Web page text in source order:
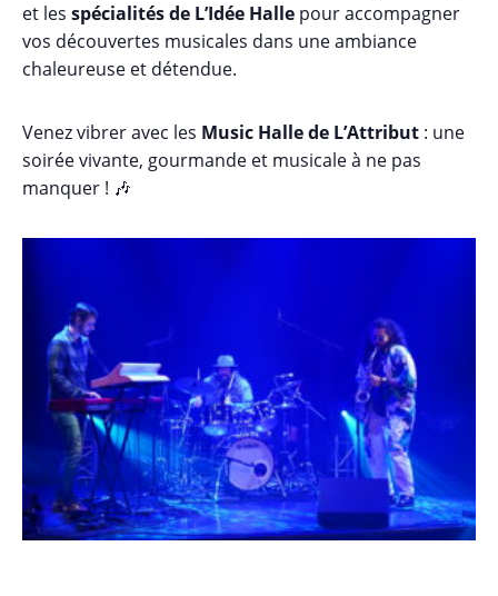
et les spécialités de L’Idée Halle pour accompagner
vos découvertes musicales dans une ambiance
chaleureuse et détendue.
Venez vibrer avec les Music Halle de L’Attribut : une
soirée vivante, gourmande et musicale à ne pas
manquer ! 🎶